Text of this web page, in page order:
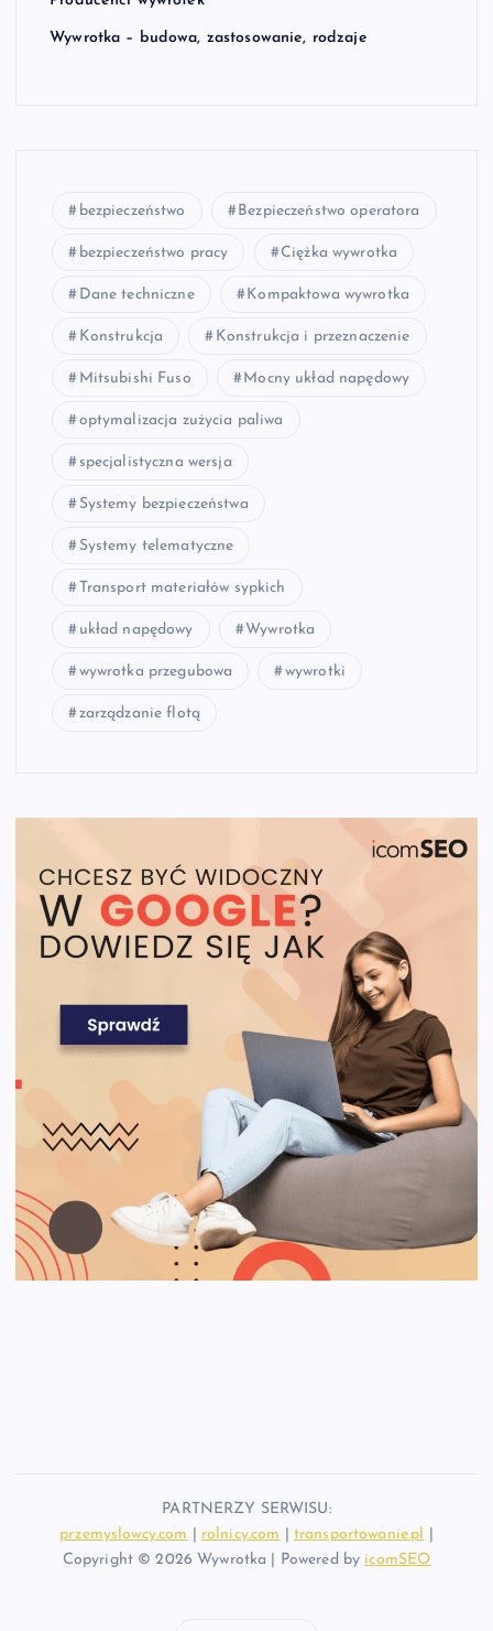
Wywrotka – budowa, zastosowanie, rodzaje
bezpieczeństwo Bezpieczeństwo operatora
bezpieczeństwo pracy Ciężka wywrotka
Dane techniczne Kompaktowa wywrotka
Konstrukcja Konstrukcja i przeznaczenie
Mitsubishi Fuso Mocny układ napędowy
optymalizacja zużycia paliwa
specjalistyczna wersja
Systemy bezpieczeństwa
Systemy telematyczne
Transport materiałów sypkich
układ napędowy Wywrotka
wywrotka przegubowa wywrotki
zarządzanie flotą
PARTNERZY SERWISU:
przemyslowcy.com
rolnicy.com transportowanie.pl
Copyright © 2026 Wywrotka | Powered by icomSEO